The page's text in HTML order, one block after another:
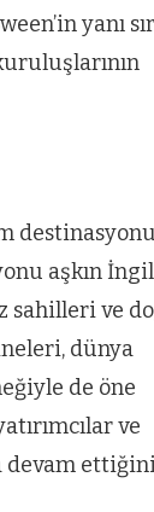
yanı
destinasyonu
aşkın
sahilleri ve
dünya
de öne
ve
devam